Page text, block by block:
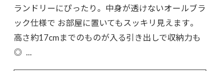
ランドリーにぴったり。 中身が透けないオールブラ
ック仕様で お部屋に置いてもスッキリ見えます。
高さ約17cmまでのものが入る引き出しで収納力も
◎ ...